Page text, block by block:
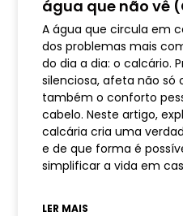
água que não vê
A água que circula em
dos problemas mais
do dia a dia: o calcário.
silenciosa, afeta não só
também o conforto
cabelo. Neste artigo,
calcária cria uma
e de que forma é
simplificar a vida em
LER MAIS